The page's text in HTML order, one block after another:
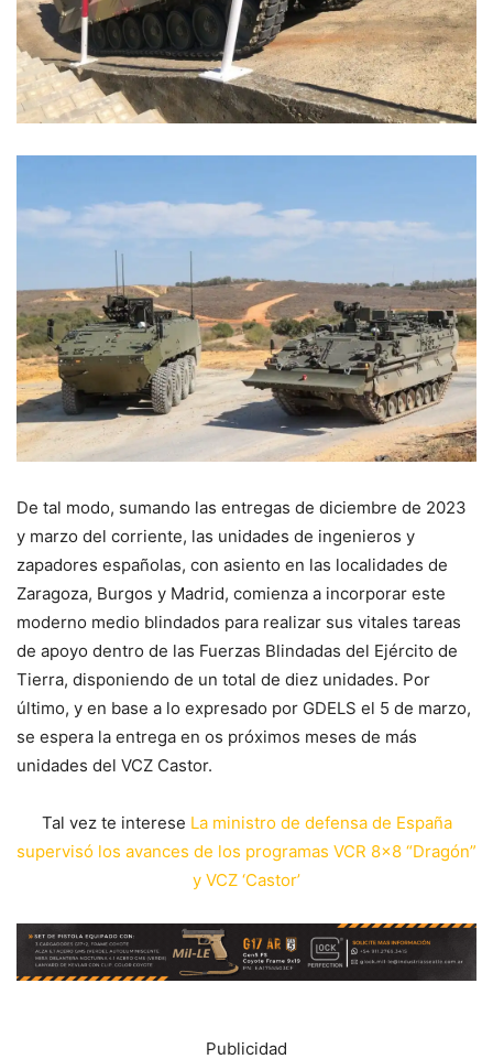
De tal modo, sumando las entregas de diciembre de 2023
y marzo del corriente, las unidades de ingenieros y
zapadores españolas, con asiento en las localidades de
Zaragoza, Burgos y Madrid, comienza a incorporar este
moderno medio blindados para realizar sus vitales tareas
de apoyo dentro de las Fuerzas Blindadas del Ejército de
Tierra, disponiendo de un total de diez unidades. Por
último, y en base a lo expresado por GDELS el 5 de marzo,
se espera la entrega en os próximos meses de más
unidades del VCZ Castor.
Tal vez te interese La ministro de defensa de España
supervisó los avances de los programas VCR 8×8 “Dragón”
y VCZ ‘Castor’
Publicidad